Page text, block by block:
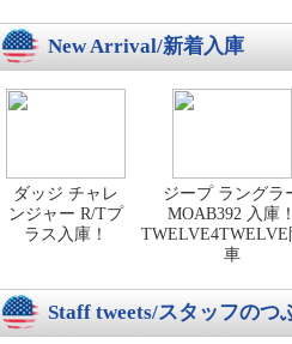
New Arrival/新着入庫
ダッジ チャレ
ンジャー R/Tプ
ラス入庫！
ジープ ラングラ
MOAB392 入庫！
TWELVE4TWELVE
車
Staff tweets/スタッフのつ